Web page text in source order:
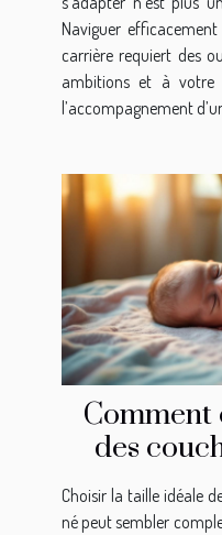
Naviguer
carrière requiert des
ambitions et à votre
l’accompagnement
des
Choisir la taille idéale
né peut sembler